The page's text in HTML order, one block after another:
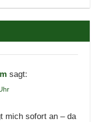
sagt:
mich sofort an – da